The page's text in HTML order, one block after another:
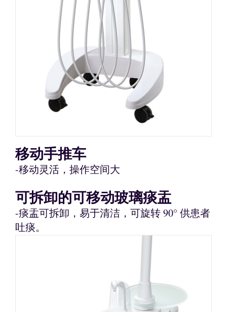
移动手推车
-移动灵活，操作空间大
可拆卸的可移动玻璃痰盂
-痰盂可拆卸，易于清洁，可旋转 90° 供患者
吐痰。